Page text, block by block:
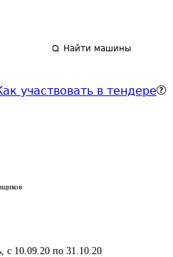
Найти машины
участвовать в тендере
,с 10.09.20 по 31.10.20